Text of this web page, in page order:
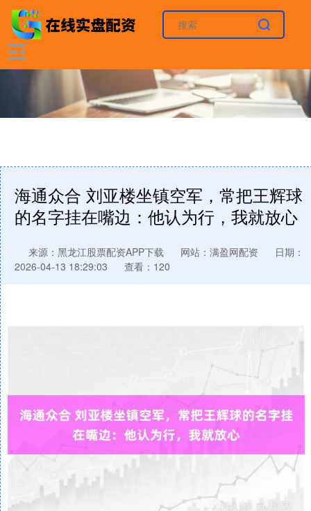
海通众合 刘亚楼坐镇空军，常把王辉球
的名字挂在嘴边：他认为行，我就放心
来源：黑龙江股票配资APP下载 网站：满盈网配资
日期：
2026-04-13 18:29:03
查看：120